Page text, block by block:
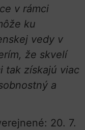
v rámci
ku
vedy v
že skvelí
tak získajú viac
a
20. 7.